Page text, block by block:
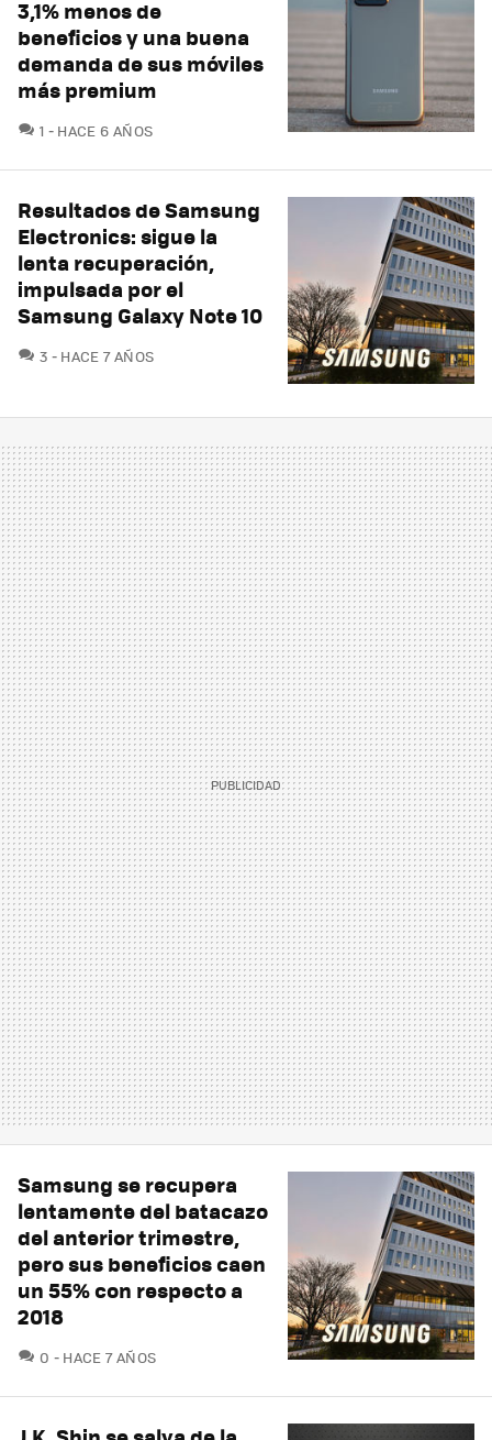
3,1% menos de
beneficios y una buena
demanda de sus móviles
más premium
1 COMENTARIOS
HACE 6 AÑOS
Resultados de Samsung
Electronics: sigue la
lenta recuperación,
impulsada por el
Samsung Galaxy Note 10
3 COMENTARIOS
HACE 7 AÑOS
Samsung se recupera
lentamente del batacazo
del anterior trimestre,
pero sus beneficios caen
un 55% con respecto a
2018
0 COMENTARIOS
HACE 7 AÑOS